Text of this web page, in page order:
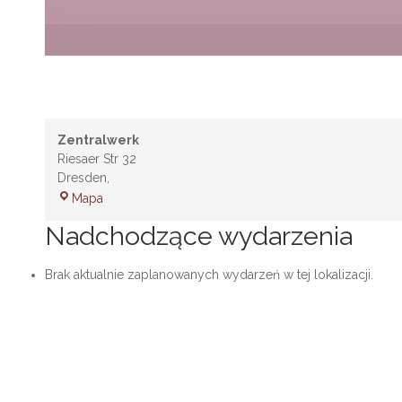
Zentralwerk
Riesaer Str 32
Dresden
Mapa
Nadchodzące wydarzenia
Brak aktualnie zaplanowanych wydarzeń w tej lokalizacji.